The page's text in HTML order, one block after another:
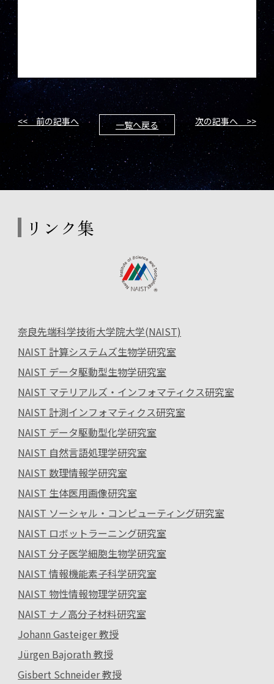
<< 前の記事へ 一覧へ戻る 次の記事へ >>
リンク集
奈良先端科学技術大学院大学(NAIST)
NAIST 計算システムズ生物学研究室
NAIST データ駆動型生物学研究室
NAIST マテリアルズ・インフォマティクス研究室
NAIST 計測インフォマティクス研究室
NAIST データ駆動型化学研究室
NAIST 自然言語処理学研究室
NAIST 数理情報学研究室
NAIST 生体医用画像研究室
NAIST ソーシャル・コンピューティング研究室
NAIST ロボットラーニング研究室
NAIST 分子医学細胞生物学研究室
NAIST 情報機能素子科学研究室
NAIST 物性情報物理学研究室
NAIST ナノ高分子材料研究室
Johann Gasteiger 教授
Jürgen Bajorath 教授
Gisbert Schneider 教授